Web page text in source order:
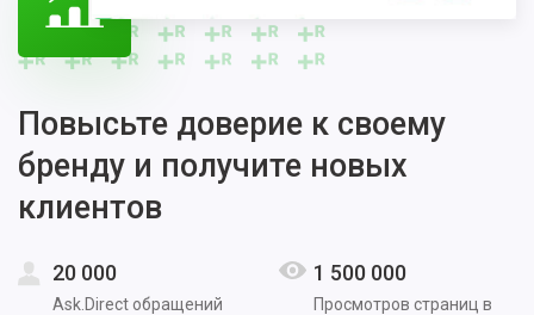
Повысьте доверие к своему
бренду и получите новых
клиентов
20 000
Ask.Direct обращений
1 500 000
Просмотров страниц в